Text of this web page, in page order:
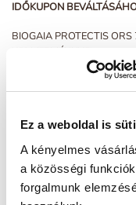
Ez a weboldal is
A kényelmes
a közösségi
forgalmunk
IDŐKUPON
BIOGAIA PROTECTIS
KEDVEZMÉNNYEL
(i) A kupon a https://
Protectis ORS 7 db-os
23:59 perc között leadott
megrendelés során több
megrendelésen belül a
db-os rehidráló termékre